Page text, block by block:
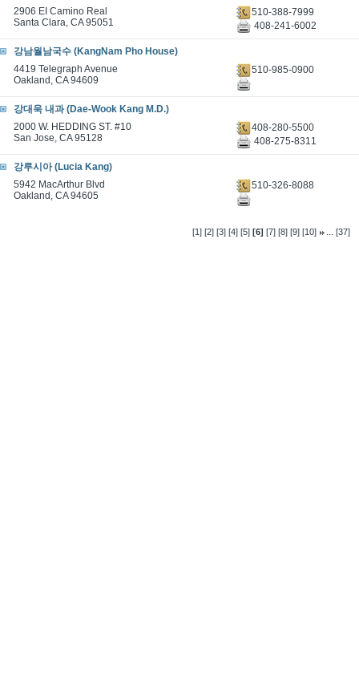
2906 EI Camino Real
Santa Clara, CA 95051
510-388-7999
408-241-6002
강남월남국수 (KangNam Pho House)
4419 Telegraph Avenue
Oakland, CA 94609
510-985-0900
강대욱 내과 (Dae-Wook Kang M.D.)
2000 W. HEDDING ST. #10
San Jose, CA 95128
408-280-5500
408-275-8311
강루시아 (Lucia Kang)
5942 MacArthur Blvd
Oakland, CA 94605
510-326-8088
[1] [2] [3] [4] [5] [6] [7] [8] [9] [10] ...[37]